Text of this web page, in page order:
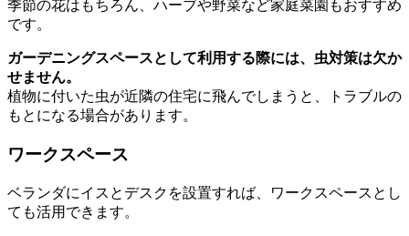
季節の花はもちろん、ハーブや野菜など家庭菜園もおすすめ
です。
ガーデニングスペースとして利用する際には、虫対策は欠か
せません。
植物に付いた虫が近隣の住宅に飛んでしまうと、トラブルの
もとになる場合があります。
ワークスペース
ベランダにイスとデスクを設置すれば、ワークスペースとし
ても活用できます。